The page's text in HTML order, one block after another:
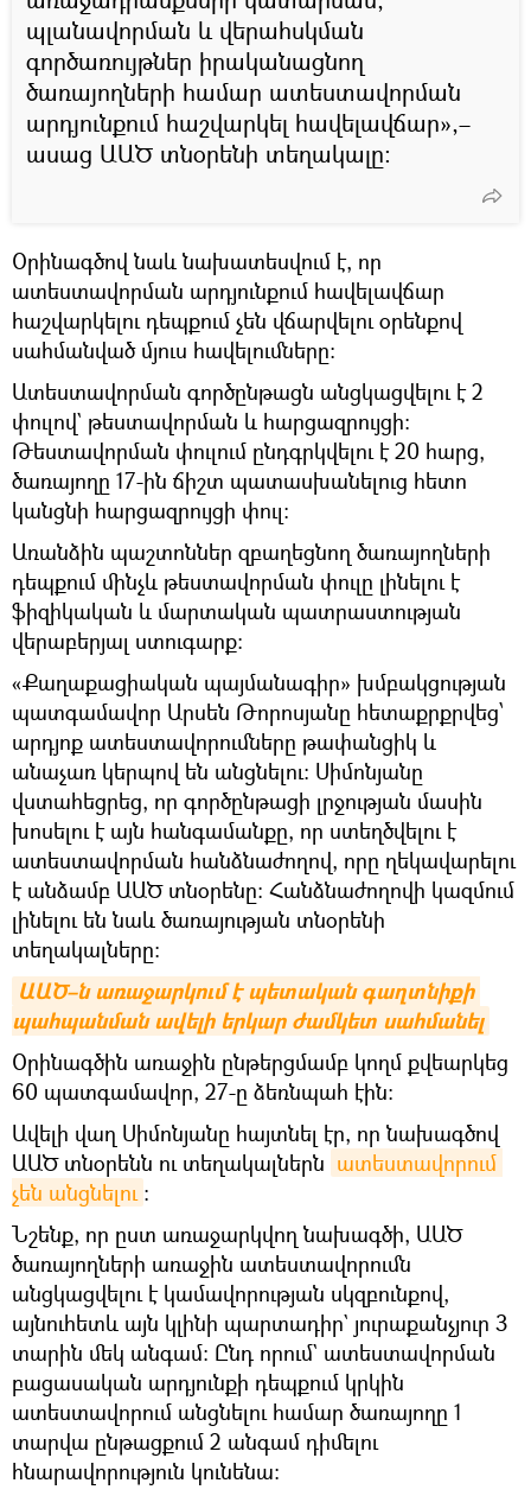
պլանավորման և վերահսկման
գործառույթներ իրականացնող
ծառայողների համար ատեստավորման
արդյունքում հաշվարկել հավելավճար»,–
ասաց ԱԱԾ տնօրենի տեղակալը։
Օրինագծով նաև նախատեսվում է, որ
ատեստավորման արդյունքում հավելավճար
հաշվարկելու դեպքում չեն վճարվելու օրենքով
սահմանված մյուս հավելումները։
Ատեստավորման գործընթացն անցկացվելու է 2
փուլով` թեստավորման և հարցազրույցի։
Թեստավորման փուլում ընդգրկվելու է 20 հարց,
ծառայողը 17-ին ճիշտ պատասխանելուց հետո
կանցնի հարցազրույցի փուլ։
Առանձին պաշտոններ զբաղեցնող ծառայողների
դեպքում մինչև թեստավորման փուլը լինելու է
ֆիզիկական և մարտական պատրաստության
վերաբերյալ ստուգարք։
«Քաղաքացիական պայմանագիր» խմբակցության
պատգամավոր Արսեն Թորոսյանը հետաքրքրվեց՝
արդյոք ատեստավորումները թափանցիկ և
անաչառ կերպով են անցնելու։ Սիմոնյանը
վստահեցրեց, որ գործընթացի լրջության մասին
խոսելու է այն հանգամանքը, որ ստեղծվելու է
ատեստավորման հանձնաժողով, որը ղեկավարելու
է անձամբ ԱԱԾ տնօրենը։ Հանձնաժողովի կազմում
լինելու են նաև ծառայության տնօրենի
տեղակալները։
ԱԱԾ–ն առաջարկում է պետական գաղտնիքի
պահպանման ավելի երկար ժամկետ սահմանել
Օրինագծին առաջին ընթերցմամբ կողմ քվեարկեց
60 պատգամավոր, 27-ը ձեռնպահ էին։
Ավելի վաղ Սիմոնյանը հայտնել էր, որ նախագծով
ԱԱԾ տնօրենն ու տեղակալներն ատեստավորում
չեն անցնելու ։
Նշենք, որ ըստ առաջարկվող նախագծի, ԱԱԾ
ծառայողների առաջին ատեստավորումն
անցկացվելու է կամավորության սկզբունքով,
այնուհետև այն կլինի պարտադիր` յուրաքանչյուր 3
տարին մեկ անգամ։ Ընդ որում` ատեստավորման
բացասական արդյունքի դեպքում կրկին
ատեստավորում անցնելու համար ծառայողը 1
տարվա ընթացքում 2 անգամ դիմելու
հնարավորություն կունենա։